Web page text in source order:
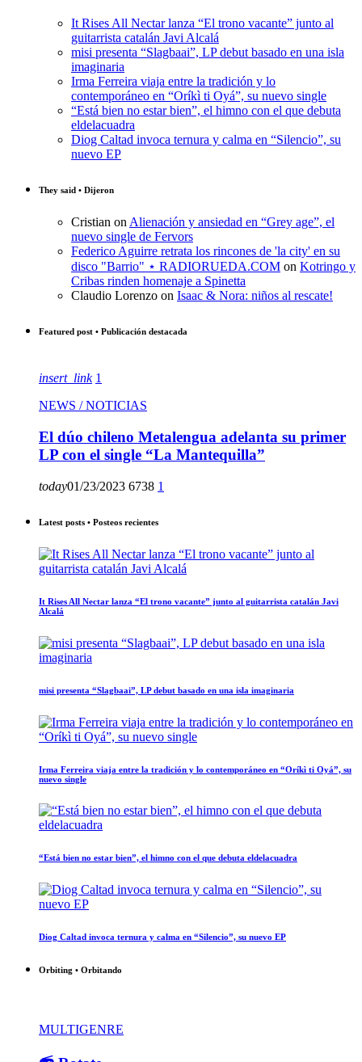
It Rises All Nectar lanza “El trono vacante” junto al
guitarrista catalán Javi Alcalá
misi presenta “Slagbaai”, LP debut basado en una isla
imaginaria
Irma Ferreira viaja entre la tradición y lo
contemporáneo en “Oríkì ti Oyá”, su nuevo single
“Está bien no estar bien”, el himno con el que debuta
eldelacuadra
Diog Caltad invoca ternura y calma en “Silencio”, su
nuevo EP
They said • Dijeron
Cristian on Alienación y ansiedad en “Grey age”, el
nuevo single de Fervors
Federico Aguirre retrata los rincones de 'la city' en su
disco "Barrio" ⋆ RADIORUEDA.COM on Kotringo y
Cribas rinden homenaje a Spinetta
Claudio Lorenzo on Isaac & Nora: niños al rescate!
Featured post • Publicación destacada
insert_link 1
NEWS / NOTICIAS
El dúo chileno Metalengua adelanta su primer
LP con el single “La Mantequilla”
today01/23/2023 6738 1
Latest posts • Posteos recientes
It Rises All Nectar lanza “El trono vacante” junto al guitarrista catalán Javi
Alcalá
misi presenta “Slagbaai”, LP debut basado en una isla imaginaria
Irma Ferreira viaja entre la tradición y lo contemporáneo en “Oríkì ti Oyá”, su
nuevo single
“Está bien no estar bien”, el himno con el que debuta eldelacuadra
Diog Caltad invoca ternura y calma en “Silencio”, su nuevo EP
Orbiting • Orbitando
MULTIGENRE